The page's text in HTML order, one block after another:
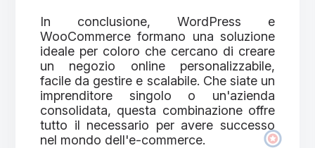
In conclusione, WordPress e
WooCommerce formano una soluzione
ideale per coloro che cercano di creare
un negozio online personalizzabile,
facile da gestire e scalabile. Che siate un
imprenditore singolo o un'azienda
consolidata, questa combinazione offre
tutto il necessario per avere successo
nel mondo dell'e-commerce.